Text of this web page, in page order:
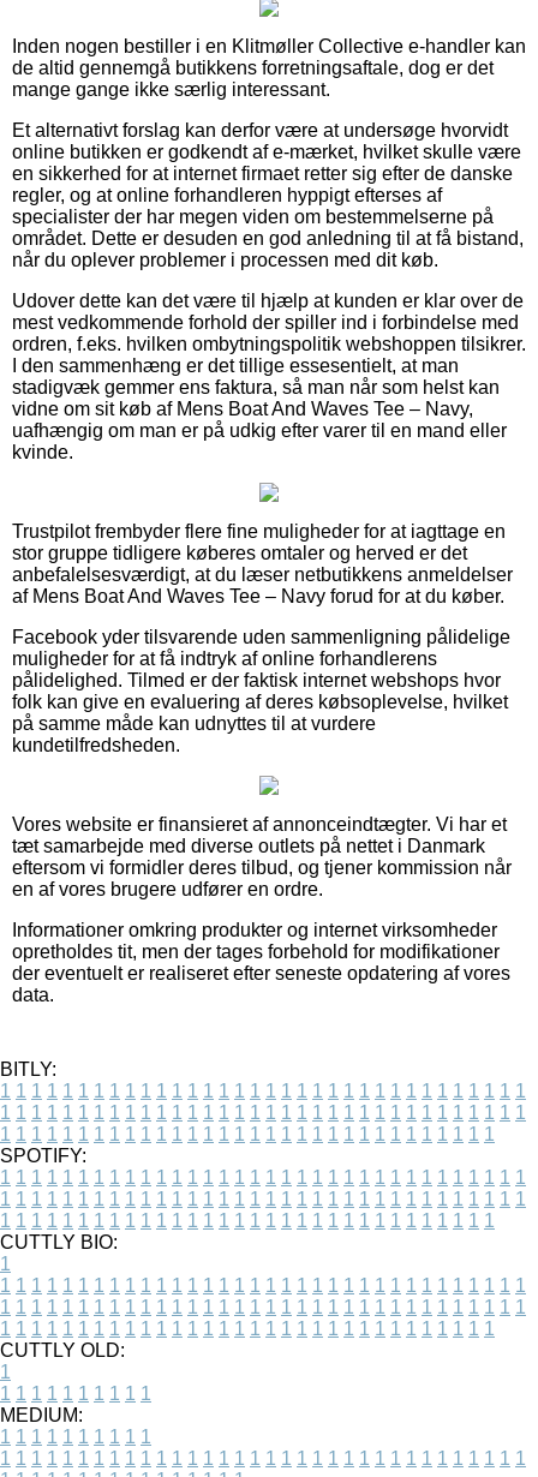
Inden nogen bestiller i en Klitmøller Collective e-handler kan
de altid gennemgå butikkens forretningsaftale, dog er det
mange gange ikke særlig interessant.
Et alternativt forslag kan derfor være at undersøge hvorvidt
online butikken er godkendt af e-mærket, hvilket skulle være
en sikkerhed for at internet firmaet retter sig efter de danske
regler, og at online forhandleren hyppigt efterses af
specialister der har megen viden om bestemmelserne på
området. Dette er desuden en god anledning til at få bistand,
når du oplever problemer i processen med dit køb.
Udover dette kan det være til hjælp at kunden er klar over de
mest vedkommende forhold der spiller ind i forbindelse med
ordren, f.eks. hvilken ombytningspolitik webshoppen tilsikrer.
I den sammenhæng er det tillige essesentielt, at man
stadigvæk gemmer ens faktura, så man når som helst kan
vidne om sit køb af Mens Boat And Waves Tee – Navy,
uafhængig om man er på udkig efter varer til en mand eller
kvinde.
Trustpilot frembyder flere fine muligheder for at iagttage en
stor gruppe tidligere køberes omtaler og herved er det
anbefalelsesværdigt, at du læser netbutikkens anmeldelser
af Mens Boat And Waves Tee – Navy forud for at du køber.
Facebook yder tilsvarende uden sammenligning pålidelige
muligheder for at få indtryk af online forhandlerens
pålidelighed. Tilmed er der faktisk internet webshops hvor
folk kan give en evaluering af deres købsoplevelse, hvilket
på samme måde kan udnyttes til at vurdere
kundetilfredsheden.
Vores website er finansieret af annonceindtægter. Vi har et
tæt samarbejde med diverse outlets på nettet i Danmark
eftersom vi formidler deres tilbud, og tjener kommission når
en af vores brugere udfører en ordre.
Informationer omkring produkter og internet virksomheder
opretholdes tit, men der tages forbehold for modifikationer
der eventuelt er realiseret efter seneste opdatering af vores
data.
BITLY:
1 1 1 1 1 1 1 1 1 1 1 1 1 1 1 1 1 1 1 1 1 1 1 1 1 1 1 1 1 1 1 1 1 1
1 1 1 1 1 1 1 1 1 1 1 1 1 1 1 1 1 1 1 1 1 1 1 1 1 1 1 1 1 1 1 1 1 1
1 1 1 1 1 1 1 1 1 1 1 1 1 1 1 1 1 1 1 1 1 1 1 1 1 1 1 1 1 1 1 1
SPOTIFY:
1 1 1 1 1 1 1 1 1 1 1 1 1 1 1 1 1 1 1 1 1 1 1 1 1 1 1 1 1 1 1 1 1 1
1 1 1 1 1 1 1 1 1 1 1 1 1 1 1 1 1 1 1 1 1 1 1 1 1 1 1 1 1 1 1 1 1 1
1 1 1 1 1 1 1 1 1 1 1 1 1 1 1 1 1 1 1 1 1 1 1 1 1 1 1 1 1 1 1 1
CUTTLY BIO:
1
1 1 1 1 1 1 1 1 1 1 1 1 1 1 1 1 1 1 1 1 1 1 1 1 1 1 1 1 1 1 1 1 1 1
1 1 1 1 1 1 1 1 1 1 1 1 1 1 1 1 1 1 1 1 1 1 1 1 1 1 1 1 1 1 1 1 1 1
1 1 1 1 1 1 1 1 1 1 1 1 1 1 1 1 1 1 1 1 1 1 1 1 1 1 1 1 1 1 1 1
CUTTLY OLD:
1
1 1 1 1 1 1 1 1 1 1
MEDIUM:
1 1 1 1 1 1 1 1 1 1
1 1 1 1 1 1 1 1 1 1 1 1 1 1 1 1 1 1 1 1 1 1 1 1 1 1 1 1 1 1 1 1 1 1